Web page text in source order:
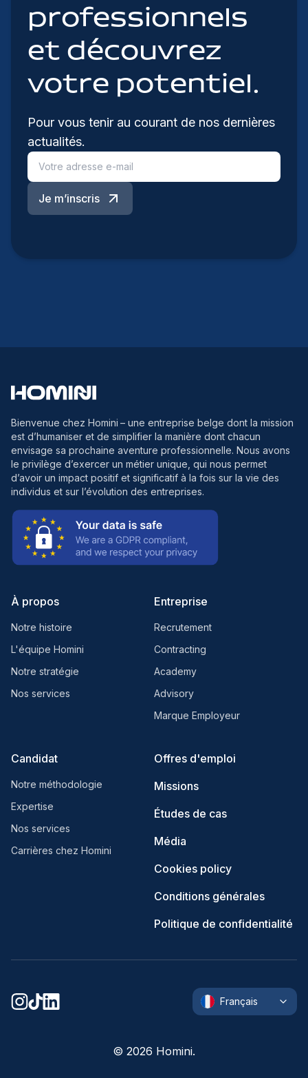
professionnels
et découvrez
votre potentiel.
Pour vous tenir au courant de nos dernières
actualités.
Je m’inscris
Bienvenue chez Homini – une entreprise belge dont la mission
est d’humaniser et de simplifier la manière dont chacun
envisage sa prochaine aventure professionnelle. Nous avons
le privilège d’exercer un métier unique, qui nous permet
d’avoir un impact positif et significatif à la fois sur la vie des
individus et sur l’évolution des entreprises.
À propos
Notre histoire
L'équipe Homini
Notre stratégie
Nos services
Entreprise
Recrutement
Contracting
Academy
Advisory
Marque Employeur
Candidat
Notre méthodologie
Expertise
Nos services
Carrières chez Homini
Offres d'emploi
Missions
Études de cas
Média
Cookies policy
Conditions générales
Politique de confidentialité
© 2026 Homini.
Français